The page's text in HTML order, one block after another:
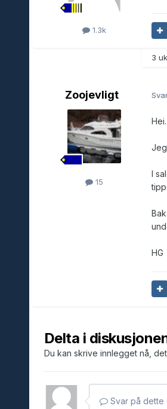
1.3k
3
Zoojevligt
15
Hei.
I
HG
Delta i
Du kan skrive innlegget nå,
Svar på dette